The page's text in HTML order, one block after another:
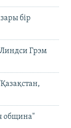
бір
Грэм
община"